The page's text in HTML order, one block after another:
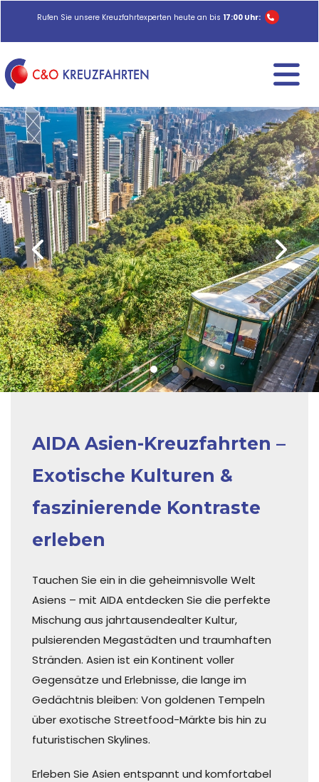
Rufen Sie unsere Kreuzfahrtexperten heute an bis 17:00 Uhr:
1 2 3
AIDA Asien-Kreuzfahrten –
Exotische Kulturen &
faszinierende Kontraste
erleben
Tauchen Sie ein in die geheimnisvolle Welt
Asiens – mit AIDA entdecken Sie die perfekte
Mischung aus jahrtausendealter Kultur,
pulsierenden Megastädten und traumhaften
Stränden. Asien ist ein Kontinent voller
Gegensätze und Erlebnisse, die lange im
Gedächtnis bleiben: Von goldenen Tempeln
über exotische Streetfood-Märkte bis hin zu
futuristischen Skylines.
Erleben Sie Asien entspannt und komfortabel